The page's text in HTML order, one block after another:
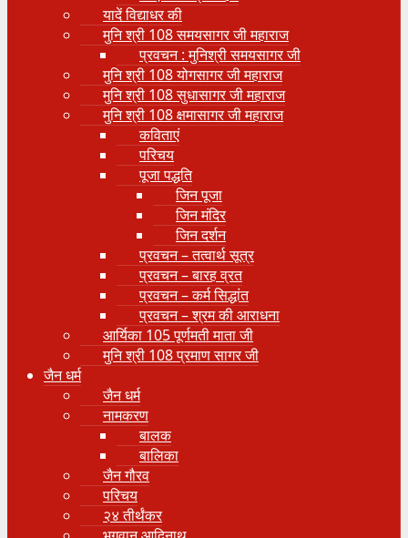
यादें विद्याधर की
मुनि श्री 108 समयसागर जी महाराज
प्रवचन : मुनिश्री समयसागर जी
मुनि श्री 108 योगसागर जी महाराज
मुनि श्री 108 सुधासागर जी महाराज
मुनि श्री 108 क्षमासागर जी महाराज
कविताएं
परिचय
पूजा पद्धति
जिन पूजा
जिन मंदिर
जिन दर्शन
प्रवचन – तत्वार्थ सूत्र
प्रवचन – बारह व्रत
प्रवचन – कर्म सिद्धांत
प्रवचन – श्रम की आराधना
आर्यिका 105 पूर्णमती माता जी
मुनि श्री 108 प्रमाण सागर जी
जैन धर्म
जैन धर्म
नामकरण
बालक
बालिका
जैन गौरव
परिचय
२४ तीर्थंकर